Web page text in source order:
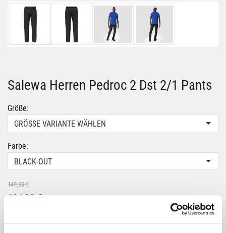
Salewa Herren Pedroc 2 Dst 2/1 Pants
Größe:
GRÖSSE VARIANTE WÄHLEN
Farbe:
BLACK-OUT
149,99 €
104,99 €